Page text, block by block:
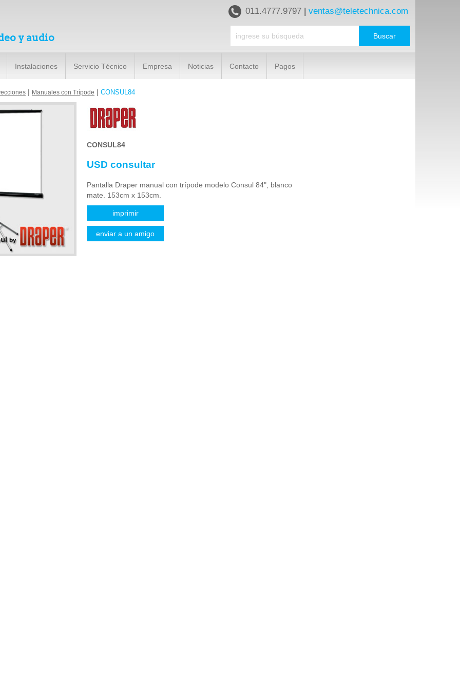
y audio
011.4777.9797 | ventas@teletechnica.com
Instalaciones Servicio Técnico Empresa Noticias Contacto Pagos
| Manuales con Trípode | CONSUL84
CONSUL84
USD consultar
Pantalla Draper manual con trípode modelo Consul 84", blanco
mate. 153cm x 153cm.
imprimir
enviar a un amigo